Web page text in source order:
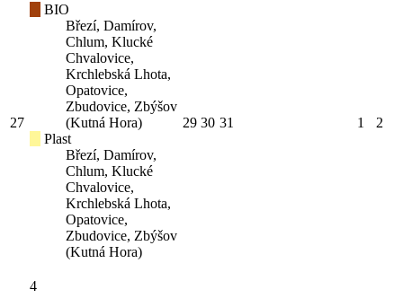
27
BIO
Březí, Damírov,
Chlum, Klucké
Chvalovice,
Krchlebská Lhota,
Opatovice,
Zbudovice, Zbýšov
(Kutná Hora)
Plast
Březí, Damírov,
Chlum, Klucké
Chvalovice,
Krchlebská Lhota,
Opatovice,
Zbudovice, Zbýšov
(Kutná Hora)
29 30 31 1 2
4